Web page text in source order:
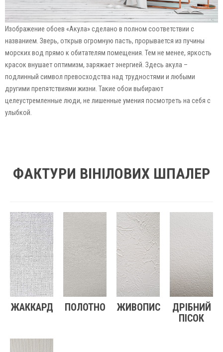
Изображение обоев «Акула» сделано в полном соответствии с
названием. Зверь, открыв огромную пасть, прорывается из пучины
морских вод прямо к обитателям помещения. Тем не менее, яркость
красок внушает оптимизм, заряжает энергией. Здесь акула –
подлинный символ превосходства над трудностями и любыми
другими препятствиями жизни. Такие обои выбирают
целеустремленные люди, не лишенные умения посмотреть на себя с
улыбкой.
ФАКТУРИ ВІНІЛОВИХ ШПАЛЕР
ЖАККАРД ПОЛОТНО ЖИВОПИС
ДРІБНИЙ
ПІСОК